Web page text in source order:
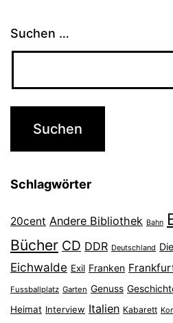
Suchen …
Schlagwörter
20cent Andere Bibliothek Bahn
Bücher CD DDR Deutschland
Eichwalde Exil Franken
Fussballplatz Garten Genuss
Heimat Interview Italien Kabarett